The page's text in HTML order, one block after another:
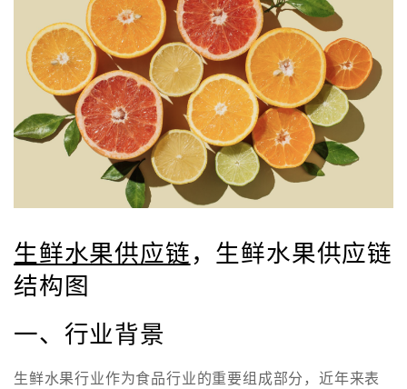
生鲜水果供应链，生鲜水果供应链
结构图
一、行业背景
生鲜水果行业作为食品行业的重要组成部分，近年来表